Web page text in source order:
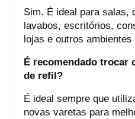
Sim. É ideal para salas,
lavabos, escritórios,
lojas e outros ambientes
É recomendado trocar
de refil?
É ideal sempre que
novas varetas para